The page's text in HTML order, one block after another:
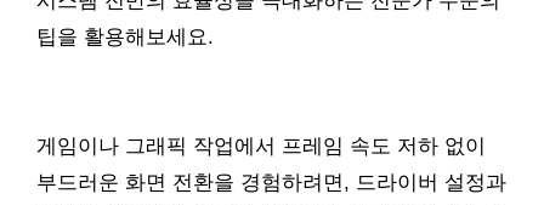
팁을 활용해보세요.
게임이나 그래픽 작업에서 프레임 속도 저하 없이
부드러운 화면 전환을 경험하려면, 드라이버 설정과